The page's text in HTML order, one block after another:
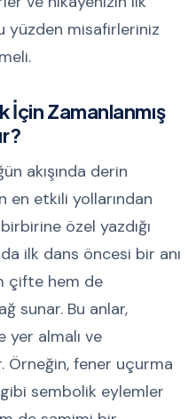
yüzden misafirleriniz
İçin Zamanlanmış
akışında derin
en etkili yollarından
özel yazdığı
ilk dans öncesi bir anı
çifte hem de
sunar. Bu anlar,
yer almalı ve
Örneğin, fener uçurma
sembolik eylemler